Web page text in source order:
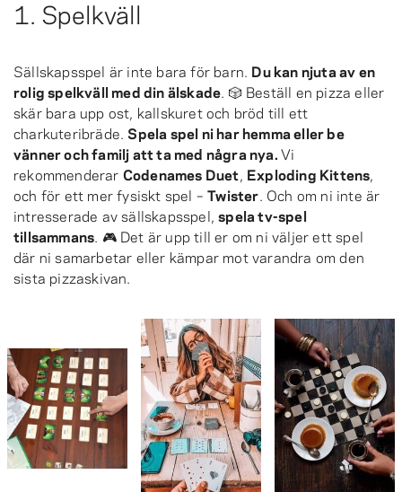
1. Spelkväll
Sällskapsspel är inte bara för barn. Du kan njuta av en
rolig spelkväll med din älskade . 🎲 Beställ en pizza eller
skär bara upp ost, kallskuret och bröd till ett
charkuteribräde. Spela spel ni har hemma eller be
vänner och familj att ta med några nya.Vi
rekommenderar Codenames Duet Exploding Kittens
och för ett mer fysiskt spel –Twister . Och om ni inte är
intresserade av sällskapsspel,spela tv-spel
tillsammans . 🎮 Det är upp till er om ni väljer ett spel
där ni samarbetar eller kämpar mot varandra om den
sista pizzaskivan.